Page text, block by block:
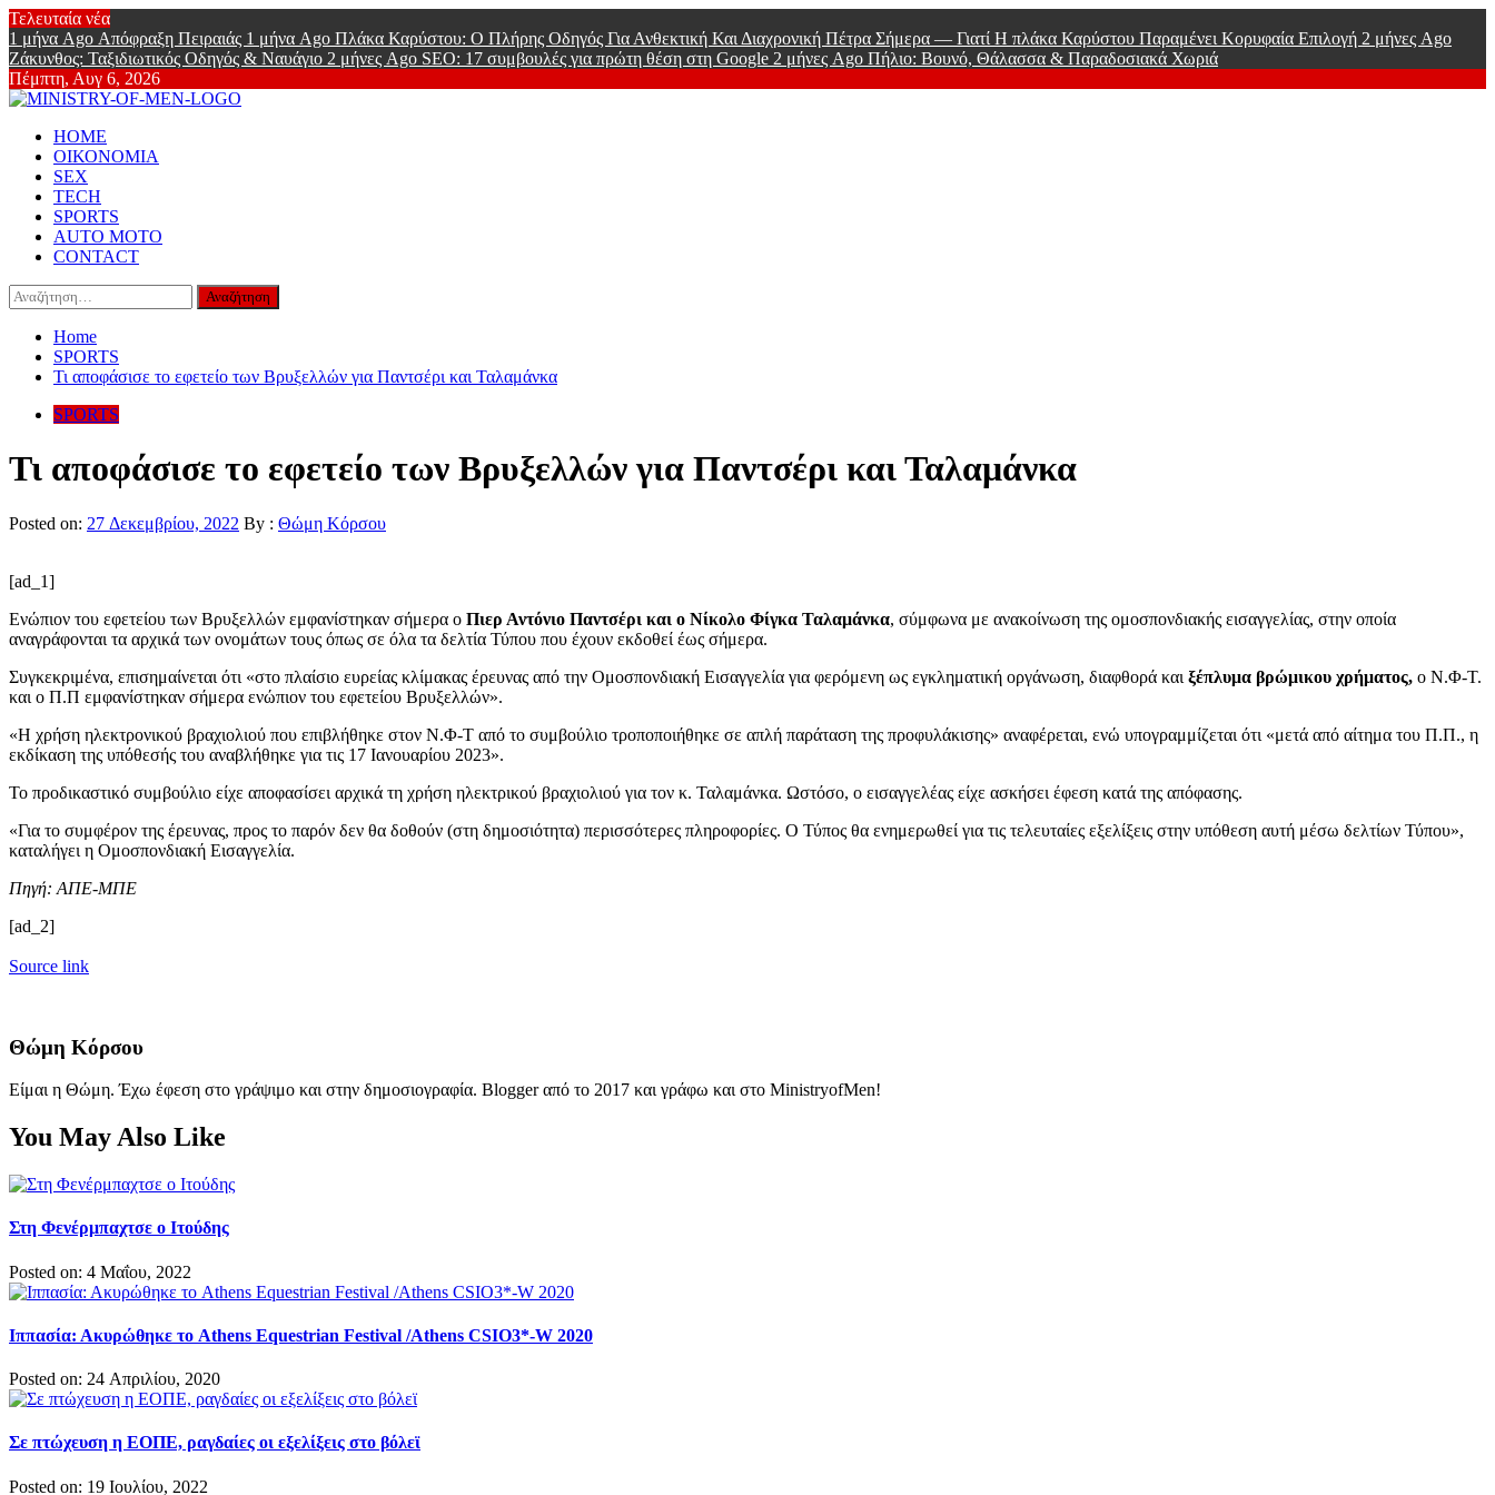
Skip
to
content
Τελευταία νέα
1 μήνα Ago Απόφραξη Πειραιάς 1 μήνα Ago Πλάκα Καρύστου: Ο Πλήρης Οδηγός Για Ανθεκτική Και Διαχρονική Πέτρα Σήμερα — Γιατί Η πλάκα Καρύστου Παραμένει Κορυφαία Επιλογή 2 μήνες Ago
Ζάκυνθος: Ταξιδιωτικός Οδηγός & Ναυάγιο 2 μήνες Ago SEO: 17 συμβουλές για πρώτη θέση στη Google 2 μήνες Ago Πήλιο: Βουνό, Θάλασσα & Παραδοσιακά Χωριά
Πέμπτη, Αυγ 6, 2026
Online Lifestyle περιοδικό για Aνδρες
Primary
Menu
HOME
ΟΙΚΟΝΟΜΙΑ
SEX
TECH
SPORTS
AUTO MOTO
CONTACT
Αναζήτηση
για:
Home
SPORTS
Τι αποφάσισε το εφετείο των Βρυξελλών για Παντσέρι και Ταλαμάνκα
SPORTS
Τι αποφάσισε το εφετείο των Βρυξελλών για Παντσέρι και Ταλαμάνκα
Posted on: 27 Δεκεμβρίου, 2022 By : Θώμη Κόρσου
[ad_1]
Ενώπιον του εφετείου των Βρυξελλών εμφανίστηκαν σήμερα ο Πιερ Αντόνιο Παντσέρι και ο Νίκολο Φίγκα Ταλαμάνκα, σύμφωνα με ανακοίνωση της ομοσπονδιακής εισαγγελίας, στην οποία
αναγράφονται τα αρχικά των ονομάτων τους όπως σε όλα τα δελτία Τύπου που έχουν εκδοθεί έως σήμερα.
Συγκεκριμένα, επισημαίνεται ότι «στο πλαίσιο ευρείας κλίμακας έρευνας από την Ομοσπονδιακή Εισαγγελία για φερόμενη ως εγκληματική οργάνωση, διαφθορά και ξέπλυμα βρώμικου χρήματος, ο N.Φ-T.
και ο Π.Π εμφανίστηκαν σήμερα ενώπιον του εφετείου Βρυξελλών».
«Η χρήση ηλεκτρονικού βραχιολιού που επιβλήθηκε στον Ν.Φ-Τ από το συμβούλιο τροποποιήθηκε σε απλή παράταση της προφυλάκισης» αναφέρεται, ενώ υπογραμμίζεται ότι «μετά από αίτημα του Π.Π., η
εκδίκαση της υπόθεσής του αναβλήθηκε για τις 17 Ιανουαρίου 2023».
Το προδικαστικό συμβούλιο είχε αποφασίσει αρχικά τη χρήση ηλεκτρικού βραχιολιού για τον κ. Ταλαμάνκα. Ωστόσο, ο εισαγγελέας είχε ασκήσει έφεση κατά της απόφασης.
«Για το συμφέρον της έρευνας, προς το παρόν δεν θα δοθούν (στη δημοσιότητα) περισσότερες πληροφορίες. Ο Τύπος θα ενημερωθεί για τις τελευταίες εξελίξεις στην υπόθεση αυτή μέσω δελτίων Τύπου»,
καταλήγει η Ομοσπονδιακή Εισαγγελία.
Πηγή: ΑΠΕ-ΜΠΕ
[ad_2]
Source link
Θώμη Κόρσου
Είμαι η Θώμη. Έχω έφεση στο γράψιμο και στην δημοσιογραφία. Blogger από το 2017 και γράφω και στο MinistryofMen!
You May Also Like
Στη Φενέρμπαχτσε ο Ιτούδης
Posted on: 4 Μαΐου, 2022
Ιππασία: Ακυρώθηκε το Athens Equestrian Festival /Athens CSIO3*-W 2020
Posted on: 24 Απριλίου, 2020
Σε πτώχευση η ΕΟΠΕ, ραγδαίες οι εξελίξεις στο βόλεϊ
Posted on: 19 Ιουλίου, 2022